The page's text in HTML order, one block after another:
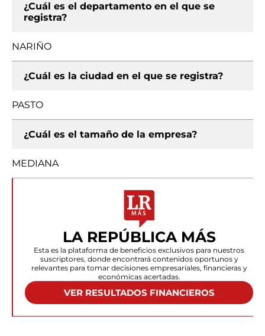
¿Cuál es el departamento en el que se
registra?
NARIÑO
¿Cuál es la ciudad en el que se registra?
PASTO
¿Cuál es el tamaño de la empresa?
MEDIANA
LA REPÚBLICA MÁS
Esta es la plataforma de beneficios exclusivos para nuestros
suscriptores, donde encontrará contenidos oportunos y
relevantes para tomar decisiones empresariales, financieras y
económicas acertadas.
VER RESULTADOS FINANCIEROS